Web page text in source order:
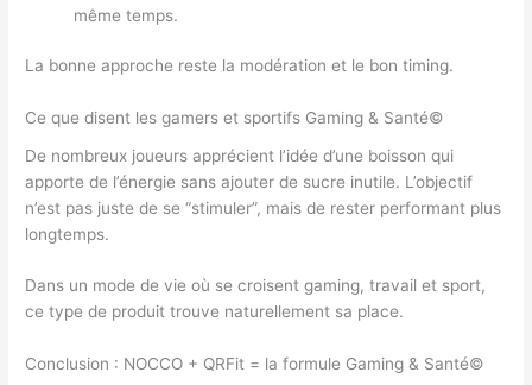
même temps.
La bonne approche reste la modération et le bon timing.
Ce que disent les gamers et sportifs Gaming & Santé©
De nombreux joueurs apprécient l’idée d’une boisson qui
apporte de l’énergie sans ajouter de sucre inutile. L’objectif
n’est pas juste de se “stimuler”, mais de rester performant plus
longtemps.
Dans un mode de vie où se croisent gaming, travail et sport,
ce type de produit trouve naturellement sa place.
Conclusion : NOCCO + QRFit = la formule Gaming & Santé©